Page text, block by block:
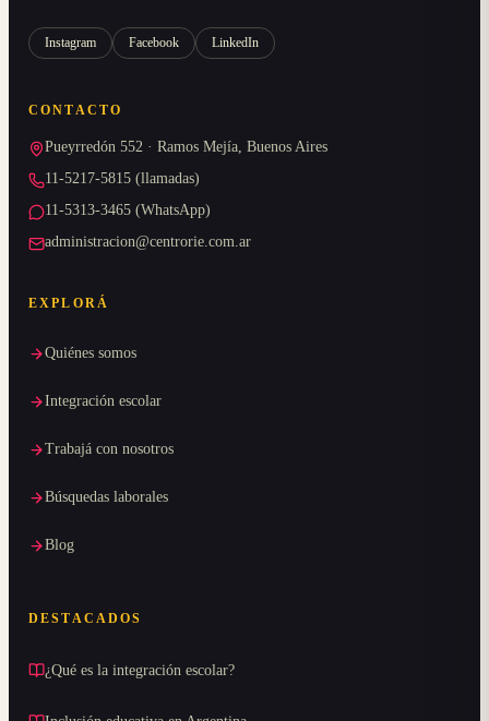
Instagram Facebook LinkedIn
CONTACTO
Pueyrredón 552 · Ramos Mejía, Buenos Aires
11-5217-5815 (llamadas)
11-5313-3465 (WhatsApp)
administracion@centrorie.com.ar
EXPLORÁ
Quiénes somos
Integración escolar
Trabajá con nosotros
Búsquedas laborales
Blog
DESTACADOS
¿Qué es la integración escolar?